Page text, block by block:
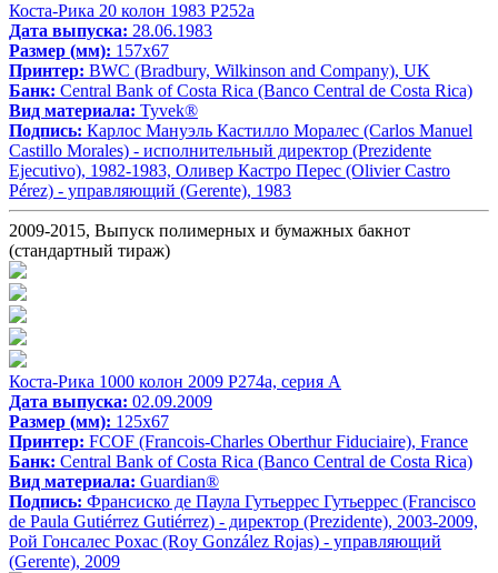
Коста-Рика 20 колон 1983 P252a
Дата выпуска: 28.06.1983
Размер (мм): 157x67
Принтер: BWC (Bradbury, Wilkinson and Company), UK
Банк: Central Bank of Costa Rica (Banco Central de Costa Rica)
Вид материала: Tyvek®
Подпись: Карлос Мануэль Кастилло Моралес (Carlos Manuel
Castillo Morales) - исполнительный директор (Prezidente
Ejecutivo), 1982-1983, Оливер Кастро Перес (Olivier Castro
Pérez) - управляющий (Gerente), 1983
2009-2015, Выпуск полимерных и бумажных бакнот
(стандартный тираж)
Коста-Рика 1000 колон 2009 P274a, серия A
Дата выпуска: 02.09.2009
Размер (мм): 125x67
Принтер: FCOF (Francois-Charles Oberthur Fiduciaire), France
Банк: Central Bank of Costa Rica (Banco Central de Costa Rica)
Вид материала: Guardian®
Подпись: Франсиско де Паула Гутьеррес Гутьеррес (Francisco
de Paula Gutiérrez Gutiérrez) - директор (Prezidente), 2003-2009,
Рой Гонсалес Рохас (Roy González Rojas) - управляющий
(Gerente), 2009